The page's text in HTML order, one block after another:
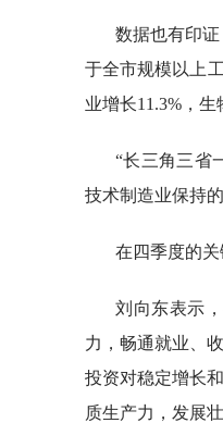
数据也有印
于全市规模以上
业增长11.3%，生
“长三角三省
技术制造业保持
在四季度的
刘向东表示
力，畅通就业、
投资对稳定增长
质生产力，发展